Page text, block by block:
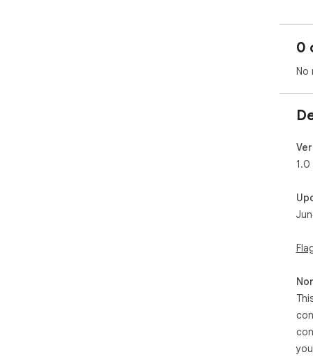
0
No
1.0